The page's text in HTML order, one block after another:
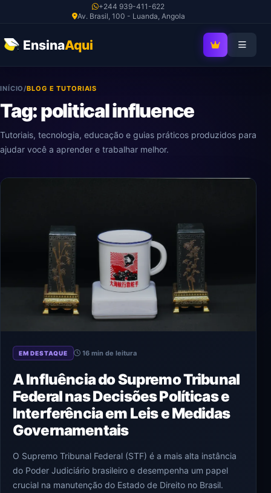
+244 939-411-622
Av. Brasil, 100 - Luanda, Angola
EnsinaAqui SEJA MEMBRO
o
conteúdo
INÍCIO/BLOG E TUTORIAIS
Tag: political influence
Tutoriais, tecnologia, educação e guias práticos produzidos para
ajudar você a aprender e trabalhar melhor.
EM DESTAQUE 16 min de leitura
A Influência do Supremo Tribunal
Federal nas Decisões Políticas e
Interferência em Leis e Medidas
Governamentais
O Supremo Tribunal Federal (STF) é a mais alta instância
do Poder Judiciário brasileiro e desempenha um papel
crucial na manutenção do Estado de Direito no Brasil.